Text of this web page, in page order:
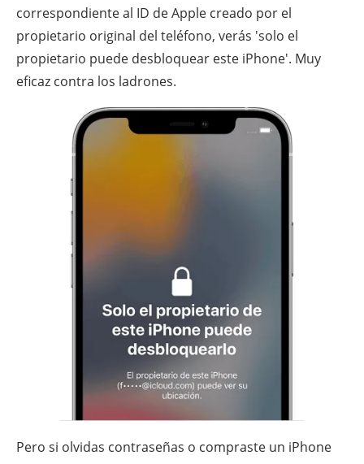
correspondiente al ID de Apple creado por el
propietario original del teléfono, verás 'solo el
propietario puede desbloquear este iPhone'. Muy
eficaz contra los ladrones.
Pero si olvidas contraseñas o compraste un iPhone